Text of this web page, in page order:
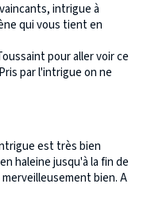
intrigue à
qui vous tient en
pour aller voir ce
par l'intrigue on ne
est très bien
haleine jusqu'à la fin de
bien. A